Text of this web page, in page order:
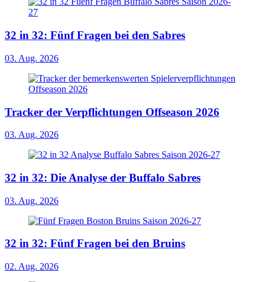
32 in 32: Fünf Fragen bei den Sabres
03. Aug. 2026
Tracker der Verpflichtungen Offseason 2026
03. Aug. 2026
32 in 32: Die Analyse der Buffalo Sabres
03. Aug. 2026
32 in 32: Fünf Fragen bei den Bruins
02. Aug. 2026